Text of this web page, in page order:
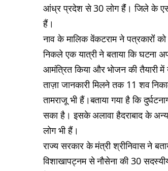
आंध्र प्रदेश से 30 लोग हैंं। जिले के
हैं।
नाव के मालिक वेंकटराम ने पत्रकारोंं
निकले एक यात्री ने बताया कि घटना
आमंत्रित किया और भोजन की तैयारी में
ताज़ा जानकारी मिलने तक 11 शव
तामराजू भी हैं।बताया गया है कि
सका है। इसके अलावा हैदराबाद के अन्य
लोग भी हैं।
राज्य सरकार के मंत्री श्रीनिवास ने
विशाखापट्नम से नौसेना की 30